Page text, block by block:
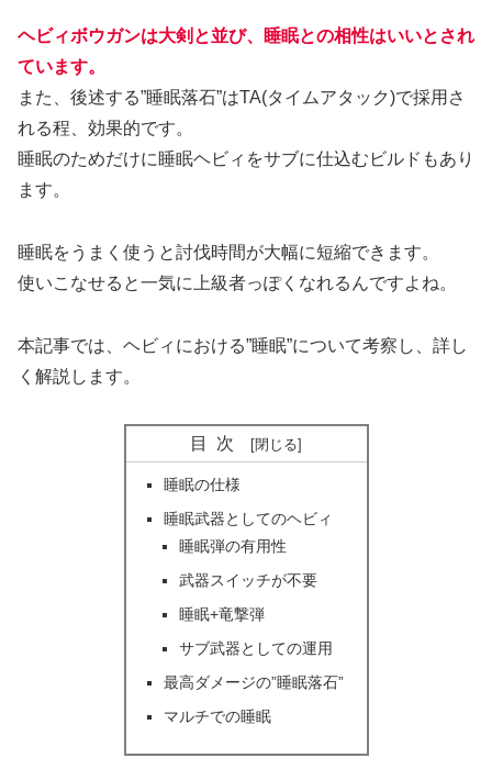
ヘビィボウガンは大剣と並び、睡眠との相性はいいとされ
ています。
また、後述する”睡眠落石”はTA(タイムアタック)で採用さ
れる程、効果的です。
睡眠のためだけに睡眠ヘビィをサブに仕込むビルドもあり
ます。
睡眠をうまく使うと討伐時間が大幅に短縮できます。
使いこなせると一気に上級者っぽくなれるんですよね。
本記事では、ヘビィにおける”睡眠”について考察し、詳し
く解説します。
目次
睡眠の仕様
睡眠武器としてのヘビィ
睡眠弾の有用性
武器スイッチが不要
睡眠+竜撃弾
サブ武器としての運用
最高ダメージの”睡眠落石”
マルチでの睡眠